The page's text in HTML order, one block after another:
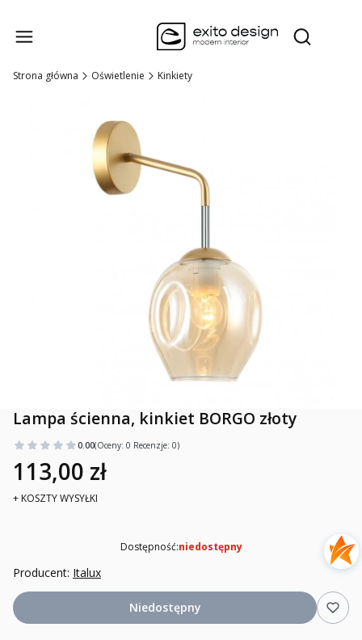
Otwórz
Strona główna Oświetlenie Kinkiety
Lampa ścienna, kinkiet BORGO złoty
0.00(Oceny: 0 Recenzje: 0)
113,00 zł
+ KOSZTY WYSYŁKI
Dostępność:niedostępny
Producent: Italux
Niedostępny